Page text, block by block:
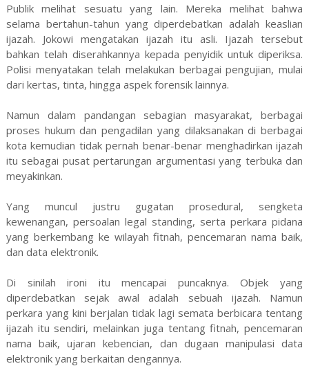
Publik melihat sesuatu yang lain. Mereka melihat bahwa
selama bertahun-tahun yang diperdebatkan adalah keaslian
ijazah. Jokowi mengatakan ijazah itu asli. Ijazah tersebut
bahkan telah diserahkannya kepada penyidik untuk diperiksa.
Polisi menyatakan telah melakukan berbagai pengujian, mulai
dari kertas, tinta, hingga aspek forensik lainnya.
Namun dalam pandangan sebagian masyarakat, berbagai
proses hukum dan pengadilan yang dilaksanakan di berbagai
kota kemudian tidak pernah benar-benar menghadirkan ijazah
itu sebagai pusat pertarungan argumentasi yang terbuka dan
meyakinkan.
Yang muncul justru gugatan prosedural, sengketa
kewenangan, persoalan legal standing, serta perkara pidana
yang berkembang ke wilayah fitnah, pencemaran nama baik,
dan data elektronik.
Di sinilah ironi itu mencapai puncaknya. Objek yang
diperdebatkan sejak awal adalah sebuah ijazah. Namun
perkara yang kini berjalan tidak lagi semata berbicara tentang
ijazah itu sendiri, melainkan juga tentang fitnah, pencemaran
nama baik, ujaran kebencian, dan dugaan manipulasi data
elektronik yang berkaitan dengannya.